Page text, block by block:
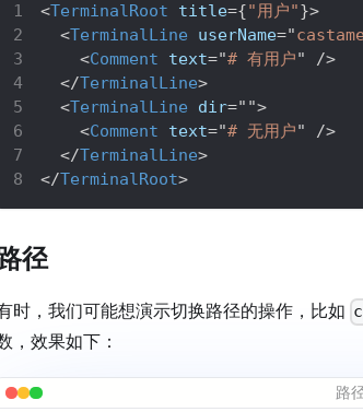
<TerminalRoot title={"用户"}>
<TerminalLine userName="
<Comment text="# 有用户"
/>
</TerminalLine>
<TerminalLine dir=" ">
<Comment text="# 无用户"
/>
</TerminalLine>
</TerminalRoot>
径
时，我们可能想演示切换路径的操作，比如
，效果如下：
路